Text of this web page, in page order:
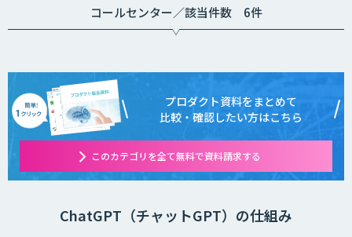
コールセンター／該当件数 6件
プロダクト資料をまとめて
比較・確認したい方はこちら
このカテゴリを全て無料で資料請求する
ChatGPT（チャットGPT）の仕組み